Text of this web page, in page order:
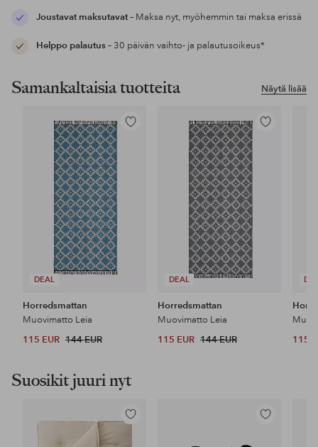
Joustavat maksutavat– Maksa nyt, myöhemmin tai maksa erissä
Helppo palautus– 30 päivän vaihto- ja palautusoikeus*
Näytä lisää
Samankaltaisia tuotteita
DEAL
Lisää
Horredsmattan
Muovimatto Leia
115 EUR 144 EUR
DEAL
Lisää
Horredsmattan
Muovimatto Leia
115 EUR 144 EUR
115
Suosikit juuri nyt
Lisää
Lisää